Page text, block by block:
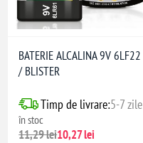
BATERIE ALCALINA 9V 6LF22
/ BLISTER
Timp de livrare:5-7 zile
în stoc
11,29 lei10,27 lei